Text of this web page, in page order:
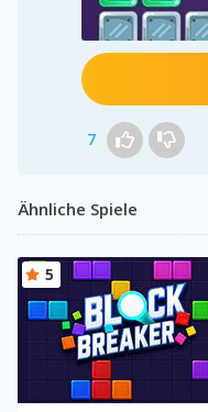
7
Ähnliche Spiele
5